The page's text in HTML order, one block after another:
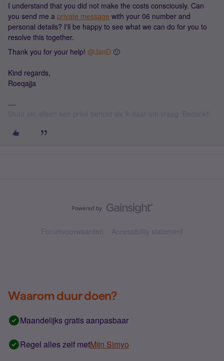
I understand that you did not make the costs consciously. Can
you send me a private message with your 06 number and
personal details? I'll be happy to see what we can do for you to
resolve this together.
Thank you for your help! ​ @JanD 🙂
Kind regards,
Roeqajja
Forumvoorwaarden Accessibility statement
Waarom duur doen?
Maandelijks gratis aanpasbaar
Regel alles zelf metMijn Simyo